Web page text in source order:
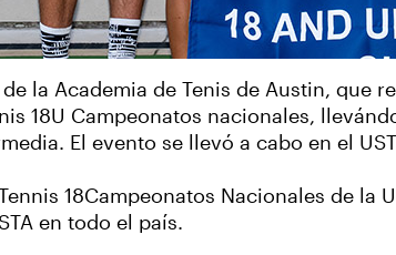
la Academia de Tenis de Austin, que
18U Campeonatos nacionales,
El evento se llevó a cabo en el
Tennis 18Campeonatos Nacionales de
en todo el país.